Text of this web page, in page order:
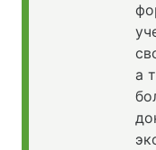
а